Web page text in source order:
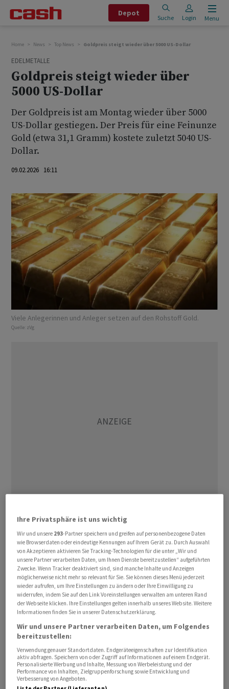
Depot
Suche Login Menu
Home News Top News Goldpreis steigt wieder über 5000 US-Dollar
EDELMETALLE
Goldpreis steigt wieder über
5000 US-Dollar
Der Goldpreis ist am Montag wieder über 5000
US-Dollar gestiegen. Der Preis für eine Feinunze
Gold (etwa 31,1 Gramm) kostete zuletzt 5040 US-
Dollar.
09.02.2026 16:11
Viele Anlegerinnen und Anleger setzen auf den Rohstoff Gold.
Quelle: zVg
Im frühen Handel hatte der Preis noch unter der runden
Marke von 5000 Dollar notiert. Der Preis liegt damit aber
noch deutlich unter seinem Rekordhoch von knapp 5600
Dollar, das er Ende Januar erreicht hatte.
Anfang Februar war der Wert einer FeinunzeGoldbis
auf fast 4400 Dollar gefallen. Danach erholte sich der
Preis. Am Montag hielten sich die Kursausschläge aber in
Grenzen - nachdem sie zuletzt sehr heftig gewesen
waren.
Die Anleger erhoffen sich in dieser Woche vor allem
Aufschluss über die künftige Geldpolitik der US-
Notenbank. Die anstehenden Konjunkturdaten aus den
Ihre Privatsphäre ist uns wichtig
Wir und unsere 293-Partner speichern und greifen auf personenbezogene Daten
wie Browserdaten oder eindeutige Kennungen auf Ihrem Gerät zu. Durch Auswahl
von Akzeptieren aktivieren Sie Tracking-Technologien für die unter „Wir und
unsere Partner verarbeiten Daten, um Ihnen Dienste bereitzustellen“ aufgeführten
Zwecke. Wenn Tracker deaktiviert sind, sind manche Inhalte und Anzeigen
möglicherweise nicht mehr so relevant für Sie. Sie können dieses Menü jederzeit
wieder aufrufen, um Ihre Einstellungen zu ändern oder Ihre Einwilligung zu
widerrufen, indem Sie auf den Link Voreinstellungen verwalten am unteren Rand
der Webseite klicken. Ihre Einstellungen gelten innerhalb unseres Website. Weitere
Informationen finden Sie in unserer Datenschutzerklärung.
Wir und unsere Partner verarbeiten Daten, um Folgendes
bereitzustellen:
Verwendung genauer Standortdaten. Endgeräteeigenschaften zur Identifikation
aktiv abfragen. Speichern von oder Zugriff auf Informationen auf einem Endgerät.
Personalisierte Werbung und Inhalte, Messung von Werbeleistung und der
Performance von Inhalten, Zielgruppenforschung sowie Entwicklung und
Verbesserung von Angeboten.